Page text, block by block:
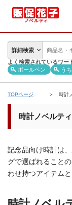
詳細検索
よく検索されているワー
ボールペン
う
TOPページ 時計
時計ノベルティ
記念品向け時計は
グで選ばれること
わせ持つアイテム